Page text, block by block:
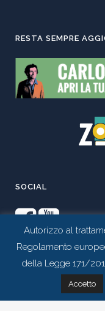
RESTA SEMPRE
SOCIAL
Autorizzo al
Regolamento
della Legge 171/
Accetto